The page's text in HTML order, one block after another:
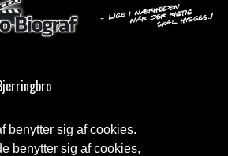
benytter sig af cookies.
benytter sig af cookies,